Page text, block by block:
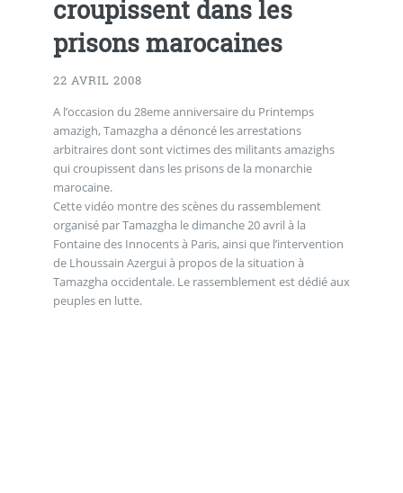
croupissent dans les
prisons marocaines
22 AVRIL 2008
A l’occasion du 28eme anniversaire du Printemps
amazigh, Tamazgha a dénoncé les arrestations
arbitraires dont sont victimes des militants amazighs
qui croupissent dans les prisons de la monarchie
marocaine.
Cette vidéo montre des scènes du rassemblement
organisé par Tamazgha le dimanche 20 avril à la
Fontaine des Innocents à Paris, ainsi que l’intervention
de Lhoussain Azergui à propos de la situation à
Tamazgha occidentale. Le rassemblement est dédié aux
peuples en lutte.